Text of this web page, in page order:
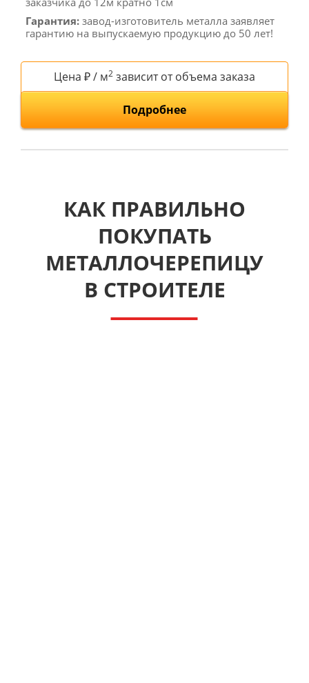
Гарантия: завод-изготовитель металла заявляет
гарантию на выпускаемую продукцию до 50 лет!
Цена ₽ / м2 зависит от объема заказа
Подробнее
КАК ПРАВИЛЬНО
ПОКУПАТЬ
МЕТАЛЛОЧЕРЕПИЦУ
В СТРОИТЕЛЕ